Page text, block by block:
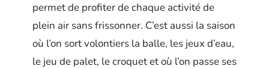
permet de profiter de chaque activité de
plein air sans frissonner. C’est aussi la saison
où l’on sort volontiers la balle, les jeux d’eau,
le jeu de palet, le croquet et où l’on passe ses